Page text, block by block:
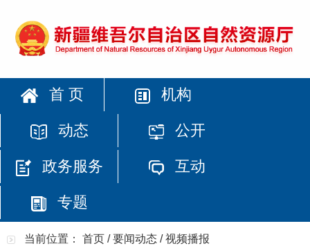
首 页 机构
动态 公开
政务服务 互动
专题
当前位置： 首页 /要闻动态 /视频播报